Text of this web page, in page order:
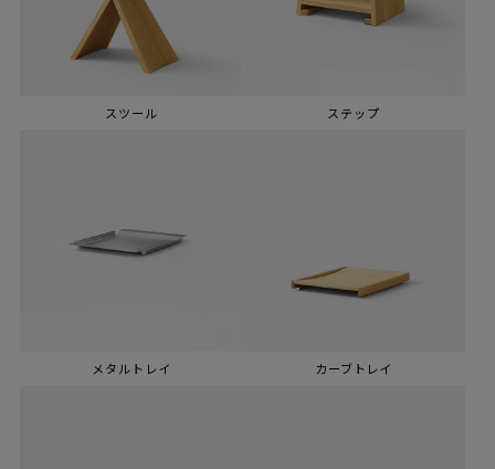
スツール ステップ
メタルトレイ カーブトレイ